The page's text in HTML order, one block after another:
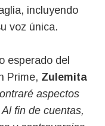
incluyendo
voz única.
esperado del
Prime, Zulemita
aspectos
fin de cuentas,